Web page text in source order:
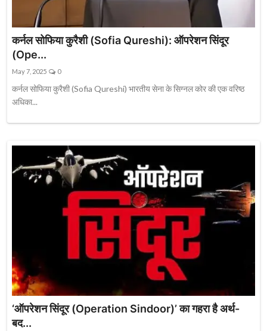
कर्नल सोफिया कुरैशी (Sofia Qureshi): ऑपरेशन सिंदूर
(Ope...
May 7, 2025 0
कर्नल सोफिया कुरैशी (Sofia Qureshi) भारतीय सेना के सिग्नल कोर की एक वरिष्ठ
अधिका...
‘ऑपरेशन सिंदूर (Operation Sindoor)’ का गहरा है अर्थ-
बद...